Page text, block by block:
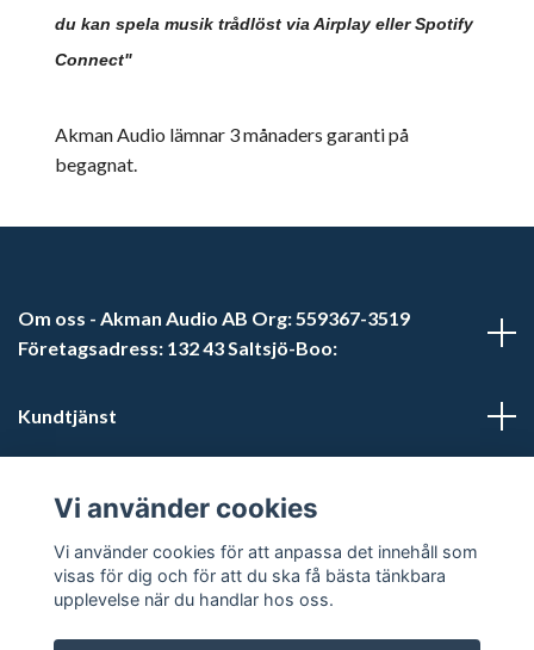
du kan spela musik trådlöst via Airplay eller Spotify
Connect"
Akman Audio lämnar 3 månaders garanti på
begagnat.
Om oss - Akman Audio AB Org: 559367-3519
Företagsadress: 132 43 Saltsjö-Boo:
Kundtjänst
Sociala medier
Vi använder cookies
Vi använder cookies för att anpassa det innehåll som
visas för dig och för att du ska få bästa tänkbara
upplevelse när du handlar hos oss.